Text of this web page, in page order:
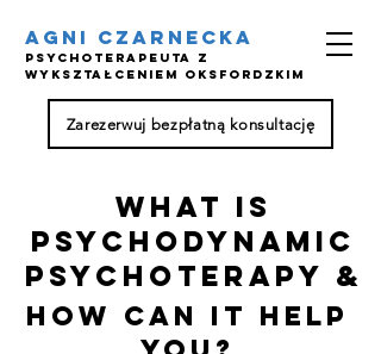
AGNI CZARNECKA
Psychoterapeuta z
wykształceniem oksfordzkim
Zarezerwuj bezpłatną konsultację
what is
PSYCHODYNAMIC
PSYCHOTERAPY &
How CAN IT HELP